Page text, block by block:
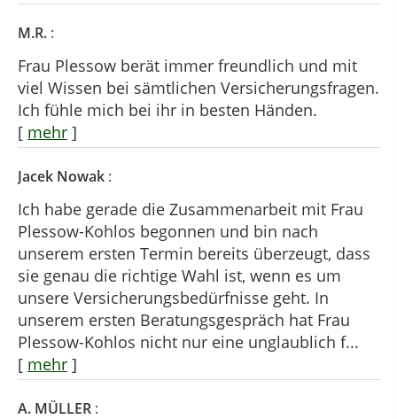
M.R. :
Frau Plessow berät immer freundlich und mit
viel Wissen bei sämtlichen Versicherungsfragen.
Ich fühle mich bei ihr in besten Händen.
[ mehr ]
Jacek Nowak :
Ich habe gerade die Zusammenarbeit mit Frau
Plessow-Kohlos begonnen und bin nach
unserem ersten Termin bereits überzeugt, dass
sie genau die richtige Wahl ist, wenn es um
unsere Versicherungsbedürfnisse geht. In
unserem ersten Beratungsgespräch hat Frau
Plessow-Kohlos nicht nur eine unglaublich f...
[ mehr ]
A. MÜLLER :